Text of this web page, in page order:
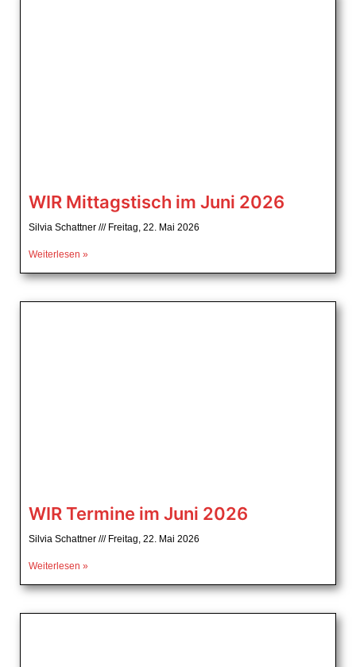
WIR Mittagstisch im Juni 2026
Silvia Schattner Freitag, 22. Mai 2026
Weiterlesen »
WIR Termine im Juni 2026
Silvia Schattner Freitag, 22. Mai 2026
Weiterlesen »